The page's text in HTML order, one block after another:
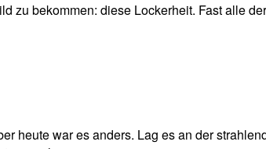
zu bekommen: diese Lockerheit. Fast alle
heute war es anders. Lag es an der